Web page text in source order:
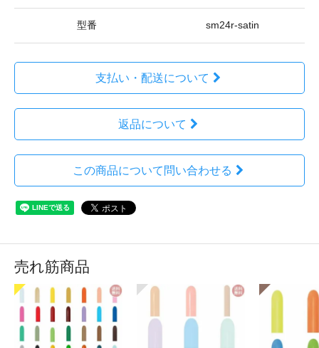
型番 sm24r-satin
支払い・配送について
返品について
この商品について問い合わせる
売れ筋商品